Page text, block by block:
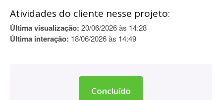
Atividades do cliente nesse projeto:
Última visualização: 20/06/2026 às 14:28
Última interação: 18/06/2026 às 14:49
Concluído